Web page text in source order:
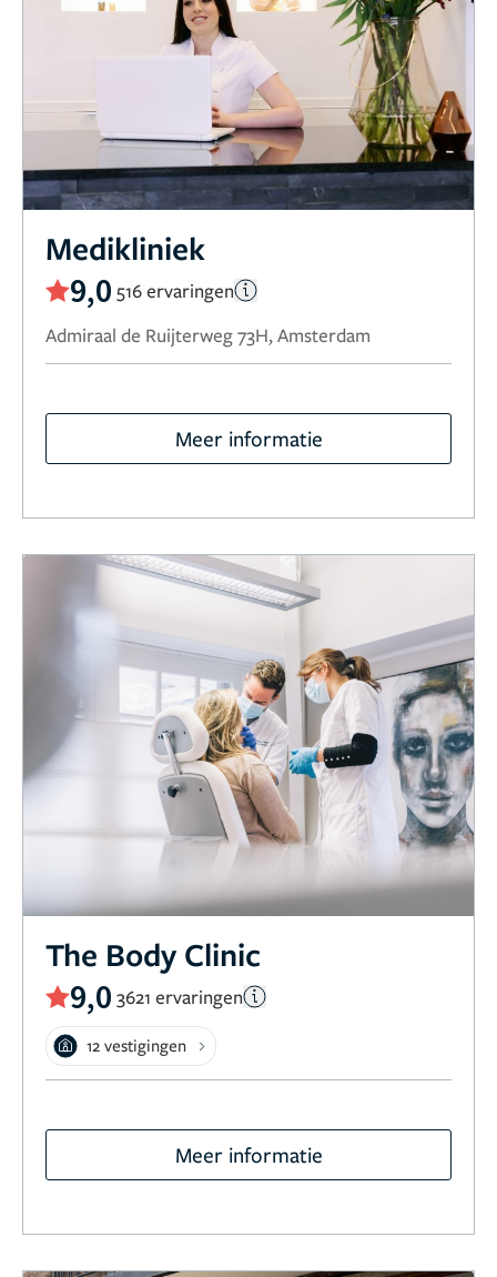
Medikliniek
9,0 516 ervaringen
Admiraal de Ruijterweg 73H, Amsterdam
Meer informatie
The Body Clinic
9,0 3621 ervaringen
12 vestigingen
Meer informatie